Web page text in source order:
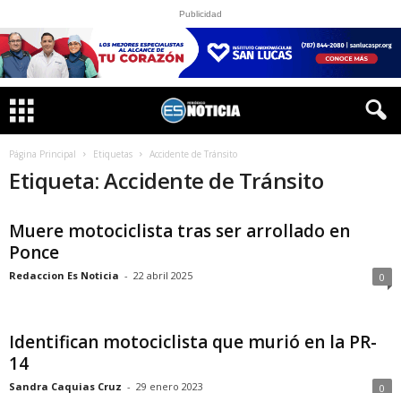
Publicidad
Página Principal Etiquetas Accidente de Tránsito
Etiqueta: Accidente de Tránsito
Muere motociclista tras ser arrollado en
Ponce
Redaccion Es Noticia - 22 abril 2025 0
Identifican motociclista que murió en la PR-
14
Sandra Caquias Cruz - 29 enero 2023 0